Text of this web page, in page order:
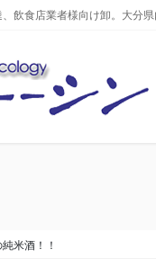
飲食店業者様向け卸。大分
米酒！！